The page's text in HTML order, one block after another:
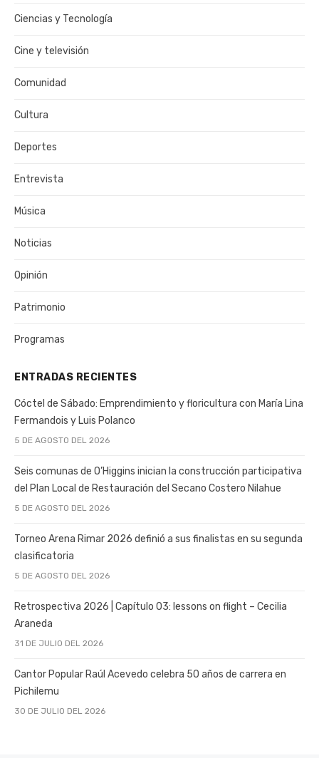
Ciencias y Tecnología
Cine y televisión
Comunidad
Cultura
Deportes
Entrevista
Música
Noticias
Opinión
Patrimonio
Programas
ENTRADAS RECIENTES
Cóctel de Sábado: Emprendimiento y floricultura con María Lina
Fermandois y Luis Polanco
5 DE AGOSTO DEL 2026
Seis comunas de O’Higgins inician la construcción participativa
del Plan Local de Restauración del Secano Costero Nilahue
5 DE AGOSTO DEL 2026
Torneo Arena Rimar 2026 definió a sus finalistas en su segunda
clasificatoria
5 DE AGOSTO DEL 2026
Retrospectiva 2026 | Capítulo 03: lessons on flight – Cecilia
Araneda
31 DE JULIO DEL 2026
Cantor Popular Raúl Acevedo celebra 50 años de carrera en
Pichilemu
30 DE JULIO DEL 2026